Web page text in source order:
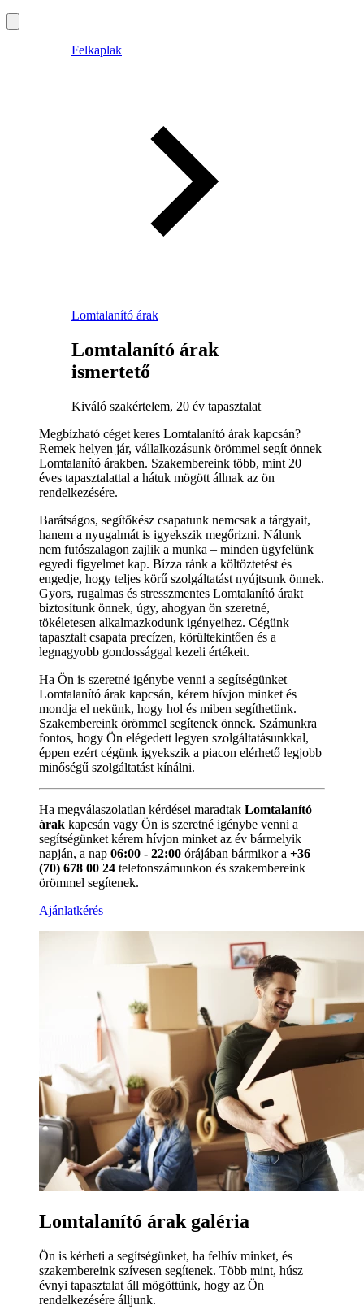
Felkaplak
Lomtalanító árak
Lomtalanító árak
ismertető
Kiváló szakértelem, 20 év tapasztalat
Megbízható céget keres Lomtalanító árak kapcsán?
Remek helyen jár, vállalkozásunk örömmel segít önnek
Lomtalanító árakben. Szakembereink több, mint 20
éves tapasztalattal a hátuk mögött állnak az ön
rendelkezésére.
Barátságos, segítőkész csapatunk nemcsak a tárgyait,
hanem a nyugalmát is igyekszik megőrizni. Nálunk
nem futószalagon zajlik a munka – minden ügyfelünk
egyedi figyelmet kap. Bízza ránk a költöztetést és
engedje, hogy teljes körű szolgáltatást nyújtsunk önnek.
Gyors, rugalmas és stresszmentes Lomtalanító árakt
biztosítunk önnek, úgy, ahogyan ön szeretné,
tökéletesen alkalmazkodunk igényeihez. Cégünk
tapasztalt csapata precízen, körültekintően és a
legnagyobb gondossággal kezeli értékeit.
Ha Ön is szeretné igénybe venni a segítségünket
Lomtalanító árak kapcsán, kérem hívjon minket és
mondja el nekünk, hogy hol és miben segíthetünk.
Szakembereink örömmel segítenek önnek. Számunkra
fontos, hogy Ön elégedett legyen szolgáltatásunkkal,
éppen ezért cégünk igyekszik a piacon elérhető legjobb
minőségű szolgáltatást kínálni.
Ha megválaszolatlan kérdései maradtak Lomtalanító
árak kapcsán vagy Ön is szeretné igénybe venni a
segítségünket kérem hívjon minket az év bármelyik
napján, a nap 06:00 - 22:00 órájában bármikor a +36
(70) 678 00 24 telefonszámunkon és szakembereink
örömmel segítenek.
Ajánlatkérés
Lomtalanító árak galéria
Ön is kérheti a segítségünket, ha felhív minket, és
szakembereink szívesen segítenek. Több mint, húsz
évnyi tapasztalat áll mögöttünk, hogy az Ön
rendelkezésére álljunk.